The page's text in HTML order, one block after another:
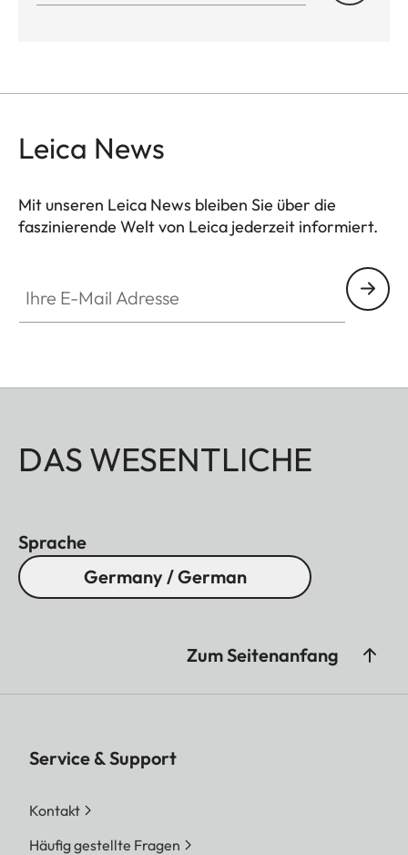
Leica News
Mit unseren Leica News bleiben Sie über die
faszinierende Welt von Leica jederzeit informiert.
DAS WESENTLICHE
Sprache
Germany / German
Zum Seitenanfang
Service & Support
Kontakt
Häufig gestellte Fragen